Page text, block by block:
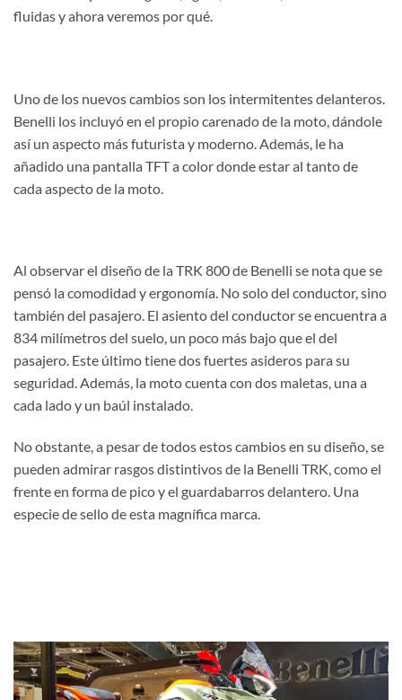
fluidas y ahora veremos por qué.
Uno de los nuevos cambios son los intermitentes delanteros.
Benelli los incluyó en el propio carenado de la moto, dándole
así un aspecto más futurista y moderno. Además, le ha
añadido una pantalla TFT a color donde estar al tanto de
cada aspecto de la moto.
Al observar el diseño de la TRK 800 de Benelli se nota que se
pensó la comodidad y ergonomía. No solo del conductor, sino
también del pasajero. El asiento del conductor se encuentra a
834 milímetros del suelo, un poco más bajo que el del
pasajero. Este último tiene dos fuertes asideros para su
seguridad. Además, la moto cuenta con dos maletas, una a
cada lado y un baúl instalado.
No obstante, a pesar de todos estos cambios en su diseño, se
pueden admirar rasgos distintivos de la Benelli TRK, como el
frente en forma de pico y el guardabarros delantero. Una
especie de sello de esta magnífica marca.